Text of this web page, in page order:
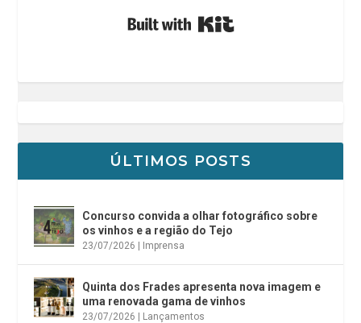
ÚLTIMOS POSTS
Concurso convida a olhar fotográfico sobre
os vinhos e a região do Tejo
23/07/2026 | Imprensa
Quinta dos Frades apresenta nova imagem e
uma renovada gama de vinhos
23/07/2026 | Lançamentos